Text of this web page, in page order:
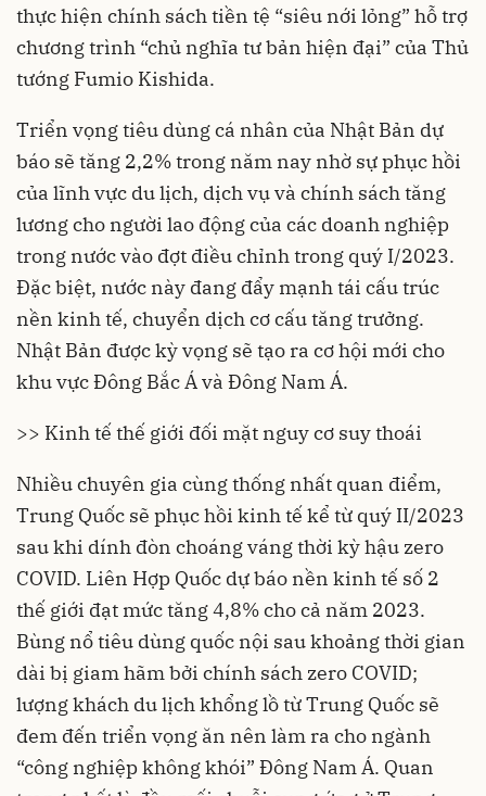
thực hiện chính sách tiền tệ “siêu nới lỏng” hỗ trợ
chương trình “chủ nghĩa tư bản hiện đại” của Thủ
tướng Fumio Kishida.
Triển vọng tiêu dùng cá nhân của Nhật Bản dự
báo sẽ tăng 2,2% trong năm nay nhờ sự phục hồi
của lĩnh vực du lịch, dịch vụ và chính sách tăng
lương cho người lao động của các doanh nghiệp
trong nước vào đợt điều chỉnh trong quý I/2023.
Đặc biệt, nước này đang đẩy mạnh tái cấu trúc
nền kinh tế, chuyển dịch cơ cấu tăng trưởng.
Nhật Bản được kỳ vọng sẽ tạo ra cơ hội mới cho
khu vực Đông Bắc Á và Đông Nam Á.
>> Kinh tế thế giới đối mặt nguy cơ suy thoái
Nhiều chuyên gia cùng thống nhất quan điểm,
Trung Quốc sẽ phục hồi kinh tế kể từ quý II/2023
sau khi dính đòn choáng váng thời kỳ hậu zero
COVID. Liên Hợp Quốc dự báo nền kinh tế số 2
thế giới đạt mức tăng 4,8% cho cả năm 2023.
Bùng nổ tiêu dùng quốc nội sau khoảng thời gian
dài bị giam hãm bởi chính sách zero COVID;
lượng khách du lịch khổng lồ từ Trung Quốc sẽ
đem đến triển vọng ăn nên làm ra cho ngành
“công nghiệp không khói” Đông Nam Á. Quan